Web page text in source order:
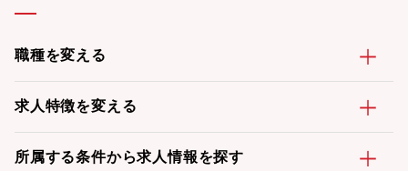
職種を変える
求人特徴を変える
所属する条件から求人情報を探す